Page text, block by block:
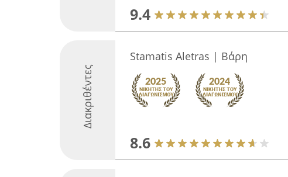
9.4
Διακριθέντες
Stamatis Aletras | Βάρη
8.6